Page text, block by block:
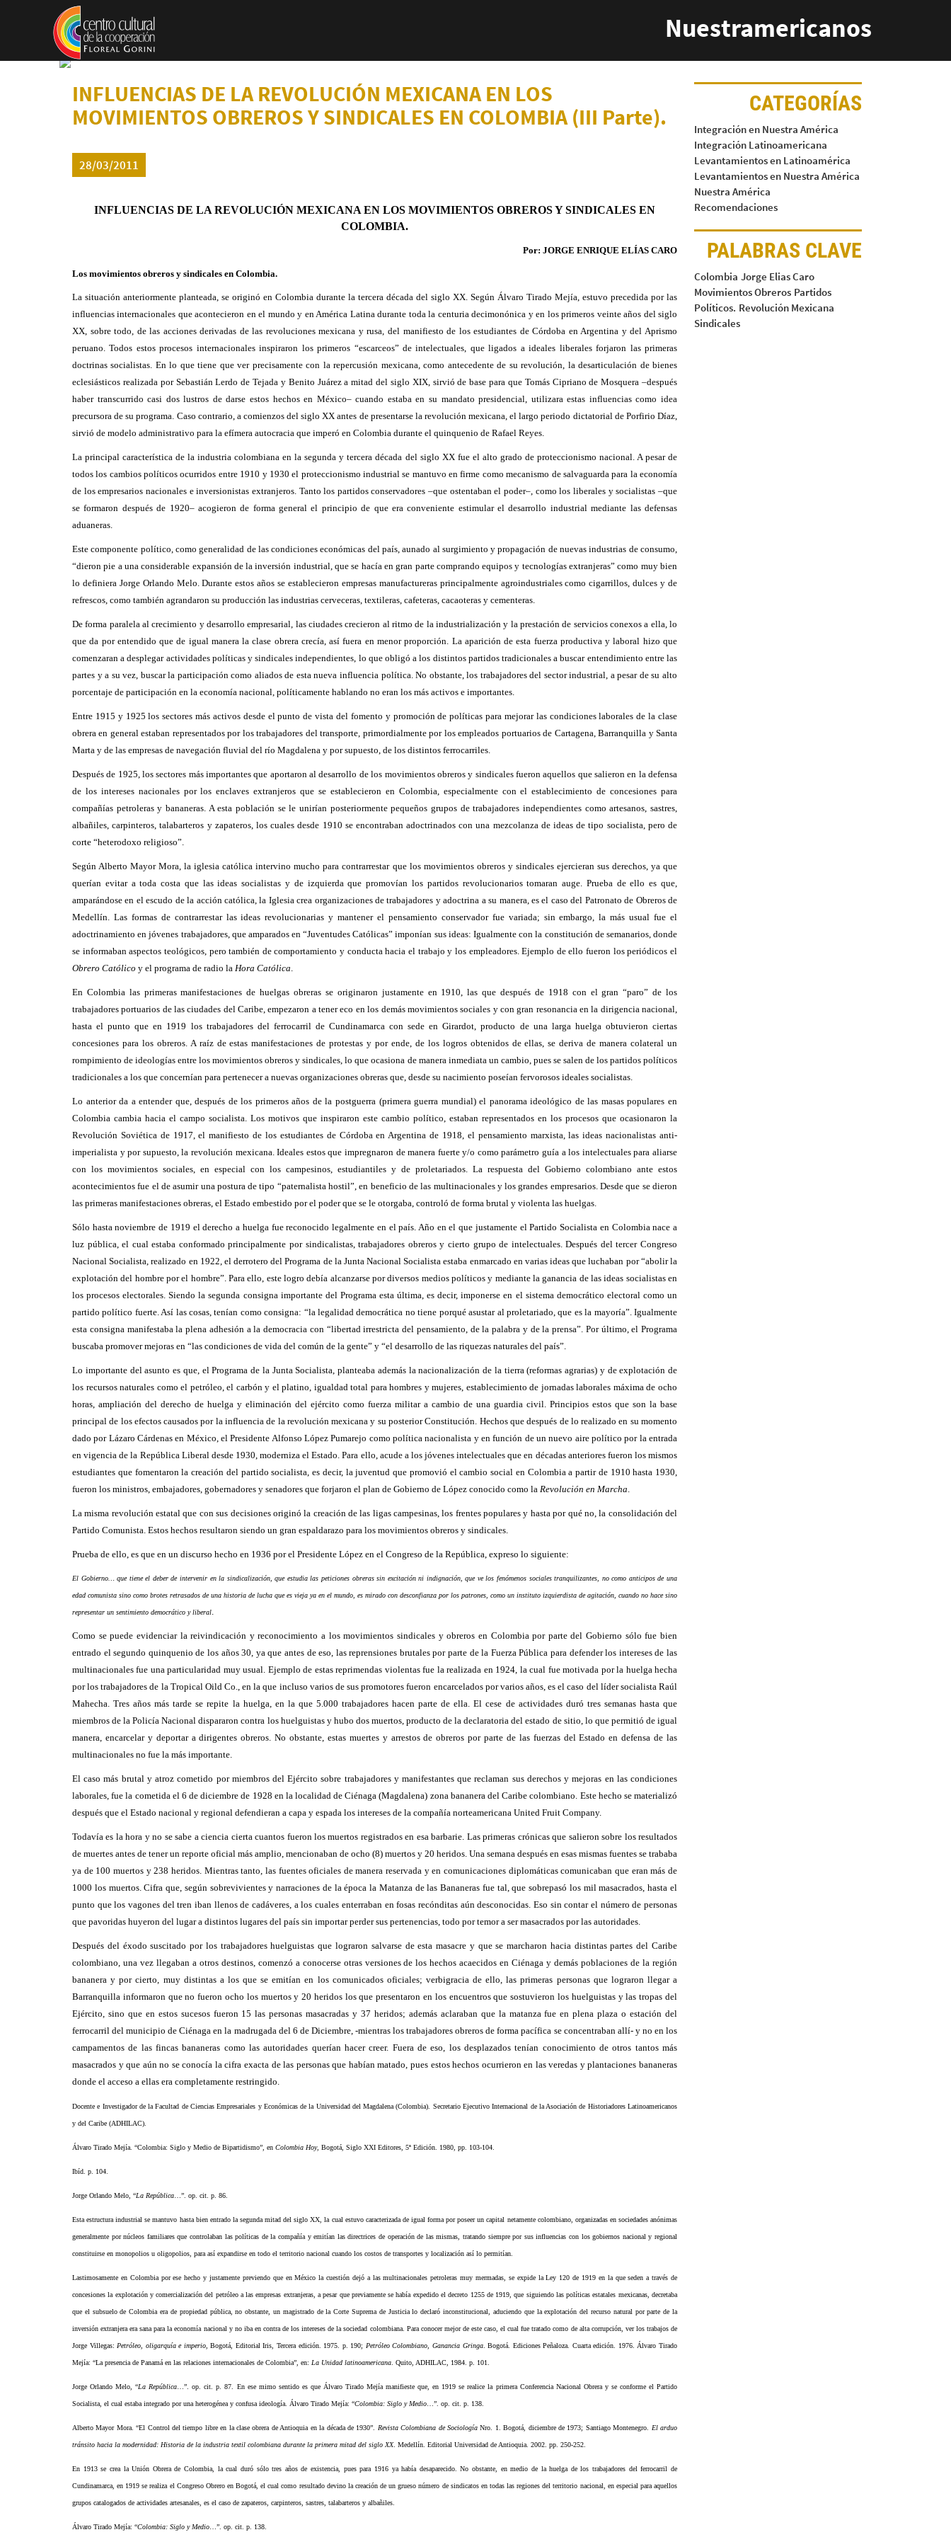
Pasar al contenido principal
Nuestramericanos
INFLUENCIAS DE LA REVOLUCIÓN MEXICANA EN LOS
MOVIMIENTOS OBREROS Y SINDICALES EN COLOMBIA (III Parte).
28/03/2011
INFLUENCIAS DE LA REVOLUCIÓN MEXICANA EN LOS MOVIMIENTOS OBREROS Y SINDICALES EN
COLOMBIA.
Por: JORGE ENRIQUE ELÍAS CARO
Los movimientos obreros y sindicales en Colombia.
La situación anteriormente planteada, se originó en Colombia durante la tercera década del siglo XX. Según Álvaro Tirado Mejía, estuvo precedida por las
influencias internacionales que acontecieron en el mundo y en América Latina durante toda la centuria decimonónica y en los primeros veinte años del siglo
XX, sobre todo, de las acciones derivadas de las revoluciones mexicana y rusa, del manifiesto de los estudiantes de Córdoba en Argentina y del Aprismo
peruano. Todos estos procesos internacionales inspiraron los primeros “escarceos” de intelectuales, que ligados a ideales liberales forjaron las primeras
doctrinas socialistas. En lo que tiene que ver precisamente con la repercusión mexicana, como antecedente de su revolución, la desarticulación de bienes
eclesiásticos realizada por Sebastián Lerdo de Tejada y Benito Juárez a mitad del siglo XIX, sirvió de base para que Tomás Cipriano de Mosquera –después
haber transcurrido casi dos lustros de darse estos hechos en México–cuando estaba en su mandato presidencial, utilizara estas influencias como idea
precursora de su programa. Caso contrario, a comienzos del siglo XX antes de presentarse la revolución mexicana, el largo periodo dictatorial de Porfirio Díaz,
sirvió de modelo administrativo para la efímera autocracia que imperó en Colombia durante el quinquenio de Rafael Reyes.
La principal característica de la industria colombiana en la segunda y tercera década del siglo XX fue el alto grado de proteccionismo nacional. A pesar de
todos los cambios políticos ocurridos entre 1910 y 1930 el proteccionismo industrial se mantuvo en firme como mecanismo de salvaguarda para la economía
de los empresarios nacionales e inversionistas extranjeros. Tanto los partidos conservadores–que ostentaban el poder–, como los liberales y socialistas–que
se formaron después de 1920–acogieron de forma general el principio de que era conveniente estimular el desarrollo industrial mediante las defensas
aduaneras.
Este componente político, como generalidad de las condiciones económicas del país, aunado al surgimiento y propagación de nuevas industrias de consumo,
“dieron pie a una considerable expansión de la inversión industrial, que se hacía en gran parte comprando equipos y tecnologías extranjeras” como muy bien
lo definiera Jorge Orlando Melo. Durante estos años se establecieron empresas manufactureras principalmente agroindustriales como cigarrillos, dulces y de
refrescos, como también agrandaron su producción las industrias cerveceras, textileras, cafeteras, cacaoteras y cementeras.
De forma paralela al crecimiento y desarrollo empresarial, las ciudades crecieron al ritmo de la industrialización y la prestación de servicios conexos a ella, lo
que da por entendido que de igual manera la clase obrera crecía, así fuera en menor proporción. La aparición de esta fuerza productiva y laboral hizo que
comenzaran a desplegar actividades políticas y sindicales independientes, lo que obligó a los distintos partidos tradicionales a buscar entendimiento entre las
partes y a su vez, buscar la participación como aliados de esta nueva influencia política. No obstante, los trabajadores del sector industrial, a pesar de su alto
porcentaje de participación en la economía nacional, políticamente hablando no eran los más activos e importantes.
Entre 1915 y 1925 los sectores más activos desde el punto de vista del fomento y promoción de políticas para mejorar las condiciones laborales de la clase
obrera en general estaban representados por los trabajadores del transporte, primordialmente por los empleados portuarios de Cartagena, Barranquilla y Santa
Marta y de las empresas de navegación fluvial del río Magdalena y por supuesto, de los distintos ferrocarriles.
Después de 1925, los sectores más importantes que aportaron al desarrollo de los movimientos obreros y sindicales fueron aquellos que salieron en la defensa
de los intereses nacionales por los enclaves extranjeros que se establecieron en Colombia, especialmente con el establecimiento de concesiones para
compañías petrolerasy bananeras. A esta población se le unirían posteriormente pequeños grupos de trabajadores independientes como artesanos, sastres,
albañiles, carpinteros, talabarteros y zapateros, los cuales desde 1910 se encontraban adoctrinados con una mezcolanza de ideas de tipo socialista, pero de
corte “heterodoxo religioso”.
Según Alberto Mayor Mora, la iglesia católica intervino mucho para contrarrestar que los movimientos obreros y sindicales ejercieran sus derechos, ya que
querían evitar a toda costa que las ideas socialistas y de izquierda que promovían los partidos revolucionarios tomaran auge. Prueba de ello es que,
amparándose en el escudo de la acción católica, la Iglesia crea organizaciones de trabajadores y adoctrina a su manera, es el caso del Patronato de Obreros de
Medellín. Las formas de contrarrestar las ideas revolucionarias y mantener el pensamiento conservador fue variada; sin embargo, la más usual fue el
adoctrinamiento en jóvenes trabajadores, que amparados en “Juventudes Católicas” imponían sus ideas: Igualmente con la constitución de semanarios, donde
se informaban aspectos teológicos, pero también de comportamiento y conducta hacia el trabajo y los empleadores. Ejemplo de ello fueron los periódicos el
Obrero Católico y el programa de radio la Hora Católica.
En Colombia las primeras manifestaciones de huelgas obreras se originaron justamente en 1910, las que después de 1918 con el gran “paro” de los
trabajadores portuarios de las ciudades del Caribe, empezaron a tener eco en los demás movimientos sociales y con gran resonancia en la dirigencia nacional,
hasta el punto que en 1919 los trabajadores del ferrocarril de Cundinamarca con sede en Girardot, producto de una larga huelga obtuvieron ciertas
concesiones para los obreros. A raíz de estas manifestaciones de protestas y por ende, de los logros obtenidos de ellas, se deriva de manera colateral un
rompimiento de ideologías entre los movimientos obreros y sindicales, lo que ocasiona de manera inmediata un cambio, pues se salen de los partidos políticos
tradicionales a los que concernían para pertenecer a nuevas organizaciones obreras que, desde su nacimiento poseían fervorosos ideales socialistas.
Lo anterior da a entender que, después de los primeros años de la postguerra (primera guerra mundial) el panorama ideológico de las masas populares en
Colombia cambia hacia el campo socialista. Los motivos que inspiraron este cambio político, estaban representados en los procesos que ocasionaron la
Revolución Soviética de 1917, el manifiesto de los estudiantes de Córdoba en Argentina de 1918, el pensamiento marxista, las ideas nacionalistas anti-
imperialista y por supuesto, la revolución mexicana. Ideales estos que impregnaron de manera fuerte y/o como parámetro guía a los intelectuales para aliarse
con los movimientos sociales, en especial con los campesinos, estudiantiles y de proletariados. La respuesta del Gobierno colombiano ante estos
acontecimientos fue el de asumir una postura de tipo “paternalista hostil”, en beneficio de las multinacionales y los grandes empresarios. Desde que se dieron
las primeras manifestaciones obreras, el Estado embestido por el poder que se le otorgaba, controló de forma brutal y violenta las huelgas.
Sólo hasta noviembre de 1919 el derecho a huelga fue reconocido legalmente en el país. Año en el que justamente el Partido Socialista en Colombia nace a
luz pública, el cual estaba conformado principalmente por sindicalistas, trabajadores obreros y cierto grupo de intelectuales. Después del tercer Congreso
Nacional Socialista, realizado en 1922, el derrotero del Programa de la Junta Nacional Socialista estaba enmarcado en varias ideas que luchaban por “abolir la
explotación del hombre por el hombre”. Para ello, este logro debía alcanzarse por diversos medios políticos y mediante la ganancia de las ideas socialistas en
los procesos electorales. Siendo la segunda consigna importante del Programa esta última, es decir, imponerse en el sistema democrático electoral como un
partido político fuerte. Así las cosas, tenían como consigna: “la legalidad democrática no tiene porqué asustar al proletariado, que es la mayoría”. Igualmente
esta consigna manifestaba la plena adhesión a la democracia con “libertad irrestricta del pensamiento, de la palabra y de la prensa”. Por último, el Programa
buscaba promover mejoras en “las condiciones de vida del común de la gente” y “el desarrollo de las riquezas naturales del país”.
Lo importante del asunto es que, el Programa de la Junta Socialista, planteaba además la nacionalización de la tierra (reformas agrarias) y de explotación de
los recursos naturales como el petróleo, el carbón y el platino, igualdad total para hombres y mujeres, establecimiento de jornadas laborales máxima de ocho
horas, ampliación del derecho de huelga y eliminación del ejército como fuerza militar a cambio de una guardia civil. Principios estos que son la base
principal de los efectos causados por la influencia de la revolución mexicana y su posterior Constitución. Hechos que después de lo realizado en su momento
dado por Lázaro Cárdenas en México, el Presidente Alfonso López Pumarejo como política nacionalista y en función de un nuevo aire político por la entrada
en vigencia de la República Liberal desde 1930, moderniza el Estado. Para ello, acude a los jóvenes intelectuales que en décadas anteriores fueron los mismos
estudiantes que fomentaron la creación del partido socialista, es decir, la juventud que promovió el cambio social en Colombia a partir de 1910 hasta 1930,
fueron los ministros, embajadores, gobernadores y senadores que forjaron el plan de Gobierno de López conocido como la Revolución en Marcha.
La misma revolución estatal que con sus decisiones originó la creación de las ligas campesinas, los frentes populares y hasta por qué no, la consolidación del
Partido Comunista. Estos hechos resultaron siendo un gran espaldarazo para los movimientos obreros y sindicales.
Prueba de ello, es que en un discurso hecho en 1936 por el Presidente López en el Congreso de la República, expreso lo siguiente:
El Gobierno… que tiene el deber de intervenir en la sindicalización, que estudia las peticiones obreras sin excitación ni indignación, que ve los fenómenos sociales tranquilizantes, no como anticipos de una
edad comunista sino como brotes retrasados de una historia de lucha que es vieja ya en el mundo, es mirado con desconfianza por los patrones, como un instituto izquierdista de agitación, cuando no hace sino
representar un sentimiento democrático y liberal.
Como se puede evidenciar la reivindicación y reconocimiento a los movimientos sindicales y obreros en Colombia por parte del Gobierno sólo fue bien
entrado el segundo quinquenio de los años 30, ya que antes de eso, las reprensiones brutales por parte de la Fuerza Pública para defender los intereses de las
multinacionales fue una particularidad muy usual. Ejemplo de estas reprimendas violentas fue la realizada en 1924, la cual fue motivada por la huelga hecha
por los trabajadores de la Tropical Oild Co., en la que incluso varios de sus promotores fueron encarcelados por varios años, es el caso del líder socialista Raúl
Mahecha. Tres años más tarde se repite la huelga, en la que 5.000 trabajadores hacen parte de ella. El cese de actividades duró tres semanas hasta que
miembros de la Policía Nacional dispararon contra los huelguistas y hubo dos muertos, producto de la declaratoria del estado de sitio, lo que permitió de igual
manera, encarcelar y deportar a dirigentes obreros. No obstante, estas muertes y arrestos de obreros por parte de las fuerzas del Estado en defensa de las
multinacionales no fue la más importante.
El caso más brutal y atroz cometido por miembros del Ejército sobre trabajadores y manifestantes que reclaman sus derechos y mejoras en las condiciones
laborales, fue la cometida el 6 de diciembre de 1928 en la localidad de Ciénaga (Magdalena) zona bananera del Caribe colombiano. Este hecho se materializó
después que el Estado nacional y regional defendieran a capa y espada los intereses de la compañía norteamericana United Fruit Company.
Todavía es la hora y no se sabe a ciencia cierta cuantos fueron los muertos registrados en esa barbarie. Las primeras crónicas que salieron sobre los resultados
de muertes antes de tener un reporte oficial más amplio, mencionaban de ocho (8) muertos y 20 heridos. Una semana después en esas mismas fuentes se trababa
ya de 100 muertos y 238 heridos.Mientras tanto, las fuentes oficiales de manera reservada y en comunicaciones diplomáticas comunicaban que eran más de
1000 los muertos.Cifra que, según sobrevivientes y narraciones de la época la Matanza de las Bananeras fue tal, que sobrepasó los mil masacrados, hasta el
punto que los vagones del tren iban llenos de cadáveres, a los cuales enterraban en fosas recónditas aún desconocidas. Eso sin contar el número de personas
que pavoridas huyeron del lugar a distintos lugares del país sin importar perder sus pertenencias, todo por temor a ser masacrados por las autoridades.
Después del éxodo suscitado por los trabajadores huelguistas que lograron salvarse de esta masacre y que se marcharon hacia distintas partes del Caribe
colombiano, una vez llegaban a otros destinos, comenzó a conocerse otras versiones de los hechos acaecidos en Ciénaga y demás poblaciones de la región
bananera y por cierto, muy distintas a los que se emitían en los comunicados oficiales; verbigracia de ello, las primeras personas que lograron llegar a
Barranquilla informaron que no fueron ocho los muertos y 20 heridos los que presentaron en los encuentros que sostuvieron los huelguistas y las tropas del
Ejército, sino que en estos sucesos fueron 15 las personas masacradas y 37 heridos; además aclaraban que la matanza fue en plena plaza o estación del
ferrocarril del municipio de Ciénaga en la madrugada del 6 de Diciembre, -mientras los trabajadores obreros de forma pacífica se concentraban allí- y no en los
campamentos de las fincas bananeras como las autoridades querían hacer creer. Fuera de eso, los desplazados tenían conocimiento de otros tantos más
masacrados y que aún no se conocía la cifra exacta de las personas que habían matado, pues estos hechos ocurrieron en las veredas y plantaciones bananeras
donde el acceso a ellas era completamente restringido.
Docente e Investigador de la Facultad de Ciencias Empresariales y Económicas de la Universidad del Magdalena (Colombia). Secretario Ejecutivo Internacional de la Asociación de Historiadores Latinoamericanos
y del Caribe (ADHILAC).
Álvaro Tirado Mejía. “Colombia: Siglo y Medio de Bipartidismo” , en Colombia Hoy, Bogotá, Siglo XXI Editores, 5ª Edición. 1980, pp. 103-104.
Ibíd. p. 104.
Jorge Orlando Melo, “La República …”. op. cit. p. 86.
Esta estructura industrial se mantuvo hasta bien entrado la segunda mitad del siglo XX, la cual estuvo caracterizada de igual forma por poseer un capital netamente colombiano, organizadas en sociedades anónimas
generalmente por núcleos familiares que controlaban las políticas de la compañía y emitían las directrices de operación de las mismas, tratando siempre por sus influencias con los gobiernos nacional y regional
constituirse en monopolios u oligopolios, para así expandirse en todo el territorio nacional cuando los costos de transportes y localización así lo permitían.
Lastimosamente en Colombia por ese hecho y justamente previendo que en México la cuestión dejó a las multinacionales petroleras muy mermadas, se expide la Ley 120 de 1919 en la que seden a través de
concesiones la explotación y comercialización del petróleo a las empresas extranjeras, a pesar que previamente se había expedido el decreto 1255 de 1919, que siguiendo las políticas estatales mexicanas, decretaba
que el subsuelo de Colombia era de propiedad pública, no obstante, un magistrado de la Corte Suprema de Justicia lo declaró inconstitucional, aduciendo que la explotación del recurso natural por parte de la
inversión extranjera era sana para la economía nacional y no iba en contra de los intereses de la sociedad colombiana. Para conocer mejor de este caso, el cual fue tratado como de alta corrupción, ver los trabajos de
Jorge Villegas: Petróleo oligarquía e imperio, Bogotá, Editorial Iris, Tercera edición. 1975. p. 190; Petróleo Colombiano, Ganancia Gringa. Bogotá. Ediciones Peñaloza. Cuarta edición. 1976. Álvaro Tirado
Mejía: “La presencia de Panamá en las relaciones internacionales de Colombia”, en: La Unidad latinoamericana . Quito, ADHILAC, 1984. p. 101.
Jorge Orlando Melo, “La República …”. op. cit. p. 87. En ese mimo sentido es que Álvaro Tirado Mejía manifieste que, en 1919 se realice la primera Conferencia Nacional Obrera y se conforme el Partido
Socialista, el cual estaba integrado por una heterogénea y confusa ideología. Álvaro Tirado Mejía: “Colombia: Siglo y Medio …”. op. cit. p. 138.
Alberto Mayor Mora. “El Control del tiempo libre en la clase obrera de Antioquia en la década de 1930”. Revista Colombiana de SociologíaNro. 1. Bogotá, diciembre de 1973; Santiago Montenegro. El arduo
tránsito hacia la modernidad: Historia de la industria textil colombiana durante la primera mitad del siglo XX. Medellín. Editorial Universidad de Antioquia. 2002. pp. 250-252.
En 1913 se crea la Unión Obrera de Colombia, la cual duró sólo tres años de existencia, pues para 1916 ya había desaparecido. No obstante, en medio de la huelga de los trabajadores del ferrocarril de
Cundinamarca, en 1919 se realiza el Congreso Obrero en Bogotá, el cual como resultado devino la creación de un grueso número de sindicatos en todas las regiones del territorio nacional, en especial para aquellos
grupos catalogados de actividades artesanales, es el caso de zapateros, carpinteros, sastres, talabarteros y albañiles.
Álvaro Tirado Mejía: “Colombia: Siglo y Medio …”. op. cit. p. 138.
CATEGORÍAS
Integración en Nuestra América
Integración Latinoamericana
Levantamientos en Latinoamérica
Levantamientos en Nuestra América
Nuestra América
Recomendaciones
PALABRAS CLAVE
Colombia Jorge Elias Caro
Movimientos Obreros Partidos
Políticos. Revolución Mexicana
Sindicales